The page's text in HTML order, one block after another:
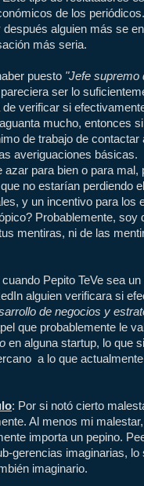
de los
alguien más se
más seria.
puesto "Jefe supremo
ser lo
verificar si
mucho, entonces
de trabajo de contactar
averiguaciones básicas.
azar para bien o para
no estarían perdiendo
y un incentivo para los
Probablemente, soy
mentiras, ni de las
Pepito TeVe sea
alguien verificara si
de negocios y
que probablemente le
en alguna startup, lo que
a lo que
: Por si notó cierto
Al menos mi
importa un pepino.
gerencias imaginarias, lo
imaginario.